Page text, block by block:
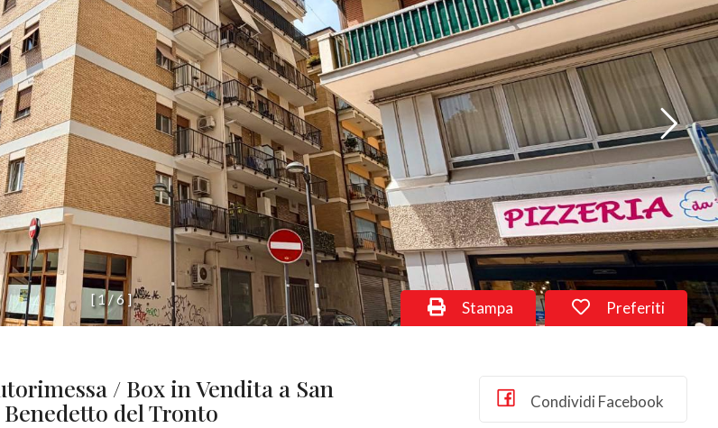
[ 1 /6 ]
/ Box in Vendita a San
Benedetto del Tronto
Preferiti
Stampa
Condividi Facebook